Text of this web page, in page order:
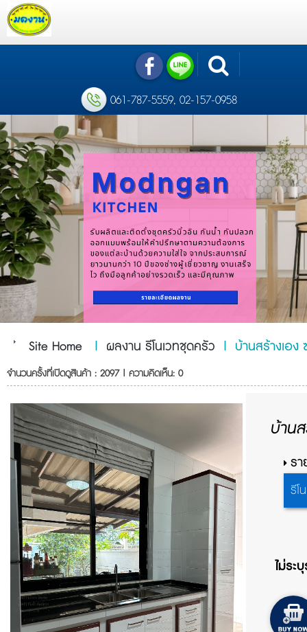
061-787-5559, 02-157-0958
Site Home | ผลงาน รีโนเวทชุดครัว | บ้านสร้างเอง
จำนวนครั้งที่เปิดดูสินค้า : 2097 | ความคิดเห็น: 0
บ้าน
รา
รีโ
ไม่ระ